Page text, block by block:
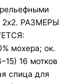
2х2. РАЗМЕРЫ
мохера; ок.
16 мотков
спица для